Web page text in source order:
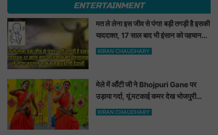
ENTERTAINMENT
मत ले लेना इस जीव से पंगा! बड़ी तगड़ी है इसकी
याददाश्त, 17 साल बाद भी इंसान को पहचानकर
ले लेगा बदला, नाम सुनकर होगी हैरानी...
KIRAN CHAUDHARY
मेले में आँटी जी ने Bhojpuri Gane पर
उड़ाया गर्दा, यूं मटकाई कमर देख भोजपुरी
हसीनाएं भी शरमाई a
KIRAN CHAUDHARY